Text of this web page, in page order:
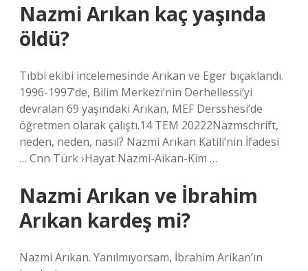
Nazmi Arıkan kaç yaşında
öldü?
Tıbbi ekibi incelemesinde Arıkan ve Eger bıçaklandı.
1996-1997’de, Bilim Merkezi’nin Derhellessi’yi
devralan 69 yaşındaki Arıkan, MEF Dersshesi’de
öğretmen olarak çalıştı.14 TEM 20222Nazmschrift,
neden, neden, nasıl? Nazmi Arıkan Katili’nin İfadesi
… Cnn Türk ›Hayat Nazmi-Aikan-Kim …
Nazmi Arıkan ve İbrahim
Arıkan kardeş mi?
Nazmi Arıkan. Yanılmıyorsam, İbrahim Arikan’ın